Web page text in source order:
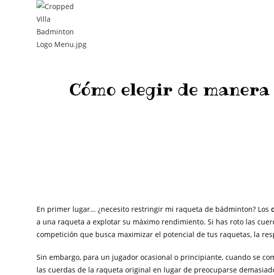
Cómo elegir de
En primer lugar… ¿necesito restringir mi raqueta de bádminton? Los
a una raqueta a explotar su máximo rendimiento. Si has roto las
competición que busca maximizar el potencial de tus raquetas, la
Sin embargo, para un jugador ocasional o principiante, cuando se
las cuerdas de la raqueta original en lugar de preocuparse